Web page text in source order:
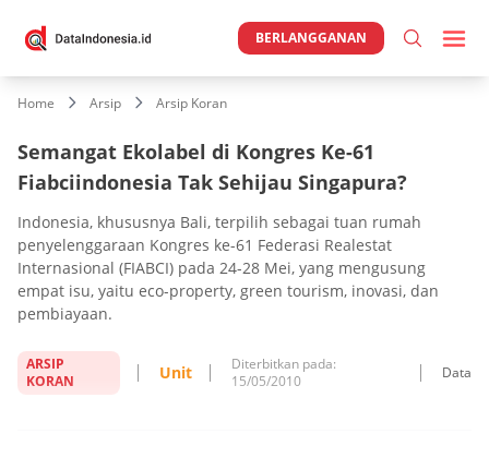
BERLANGGANAN
Home Arsip Arsip Koran
Semangat Ekolabel di Kongres Ke-61
Fiabciindonesia Tak Sehijau Singapura?
Indonesia, khususnya Bali, terpilih sebagai tuan rumah
penyelenggaraan Kongres ke-61 Federasi Realestat
Internasional (FIABCI) pada 24-28 Mei, yang mengusung
empat isu, yaitu eco-property, green tourism, inovasi, dan
pembiayaan.
ARSIP
KORAN
Unit
Diterbitkan pada:
15/05/2010
Data